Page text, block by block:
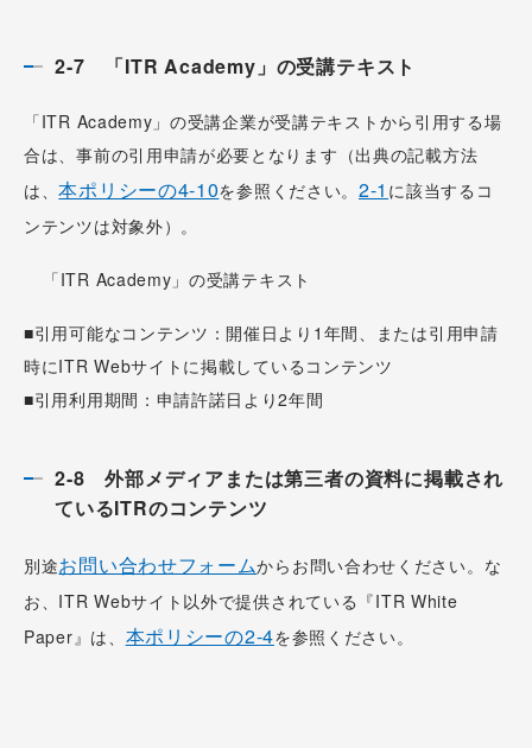
2-7 「ITR Academy」の受講テキスト
「ITR Academy」の受講企業が受講テキストから引用する場
合は、事前の引用申請が必要となります（出典の記載方法
は、本ポリシーの4-10を参照ください。2-1 に該当するコ
ンテンツは対象外）。
「ITR Academy」の受講テキスト
■引用可能なコンテンツ：開催日より1年間、または引用申請
時にITR Webサイトに掲載しているコンテンツ
■引用利用期間：申請許諾日より2年間
2-8 外部メディアまたは第三者の資料に掲載され
ているITRのコンテンツ
別途お問い合わせフォームからお問い合わせください。な
お、ITR Webサイト以外で提供されている『ITR White
Paper』は、 本ポリシーの2-4を参照ください。